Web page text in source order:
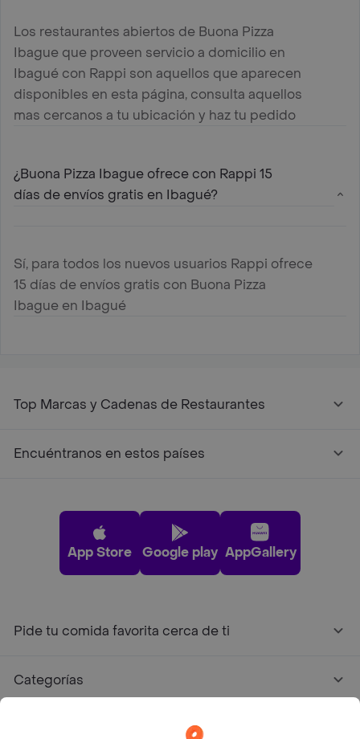
Los restaurantes abiertos de Buona Pizza
Ibague que proveen servicio a domicilio en
Ibagué con Rappi son aquellos que aparecen
disponibles en esta página, consulta aquellos
mas cercanos a tu ubicación y haz tu pedido
¿Buona Pizza Ibague ofrece con Rappi 15
días de envíos gratis en Ibagué?
Sí, para todos los nuevos usuarios Rappi ofrece
15 días de envíos gratis con Buona Pizza
Ibague en Ibagué
Top Marcas y Cadenas de Restaurantes
Encuéntranos en estos países
App Store Google play AppGallery
Pide tu comida favorita cerca de ti
Categorías